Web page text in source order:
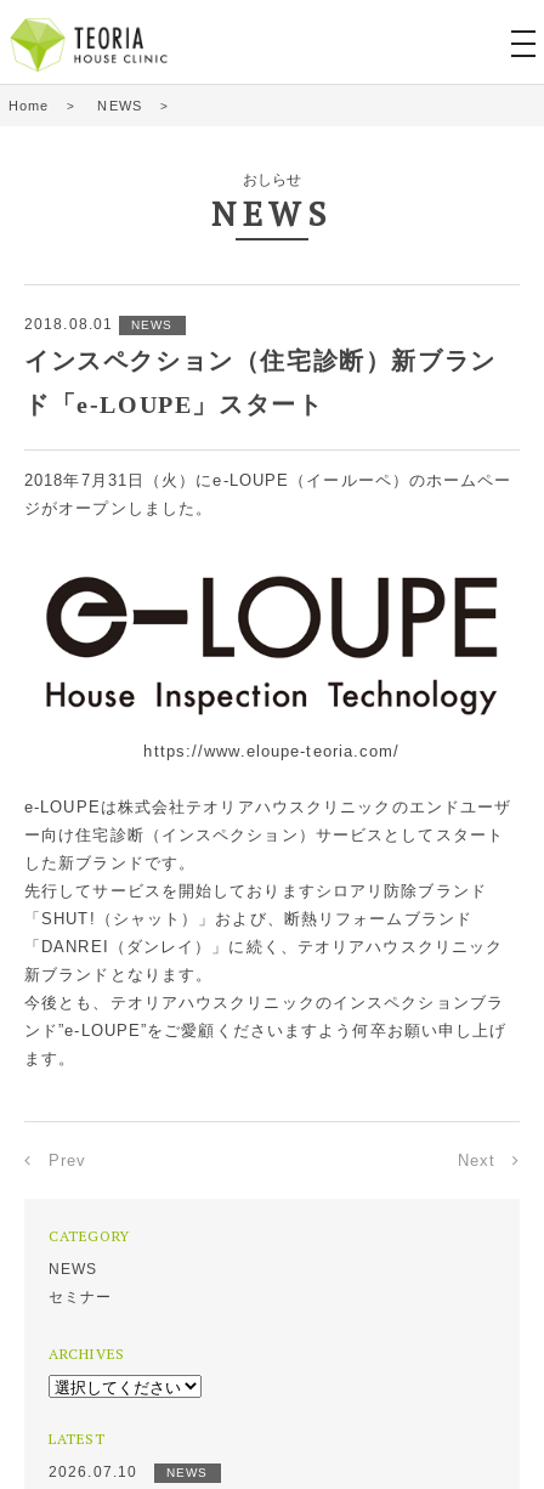
Home NEWS
おしらせ
NEWS
2018.08.01 NEWS
インスペクション（住宅診断）新ブラン
ド「e-LOUPE」スタート
2018年7月31日（火）にe-LOUPE（イールーペ） のホームペー
ジがオープンしました。
https://www.eloupe-teoria.com/
e-LOUPEは株式会社テオリアハウスクリニック のエンドユーザ
ー向け住宅診断（インスペクション）サービスとしてスタート
した新ブランドです。
先行してサービスを開始しておりますシロアリ防除ブランド
「SHUT!（シャット）
」および、断熱リフォームブランド
「 DANREI（ダンレイ）
」に続く、テオリアハウスクリニック
新ブランドとなります。
今後とも、テオリアハウスクリニックのインスペクションブラ
ンド”e-LOUPE”をご愛顧くださいますよう何卒お願い申し上げ
ます。
Prev Next
CATEGORY
NEWS
セミナー
ARCHIVES
LATEST
2026.07.10 NEWS